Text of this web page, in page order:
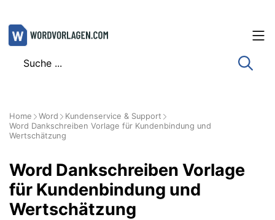
Zum
Inhalt
Home Word
Kundenservice & Support
Word Dankschreiben Vorlage für Kundenbindung und
Wertschätzung
Word Dankschreiben Vorlage
für Kundenbindung und
Wertschätzung